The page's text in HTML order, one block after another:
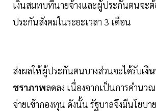
เงินสมทบที่นายจ้างและผู้ประกันตนจะต้
ประกันสังคมในระยะเวลา 3 เดือน
ส่งผลให้ผู้ประกันตนบางส่วนจะได้รับเงิ
ชราภาพลดลง เนื่องจากเป็นการคำนว
จ่ายเข้ากองทุน ดังนั้น รัฐบาลจึงมีนโยบ